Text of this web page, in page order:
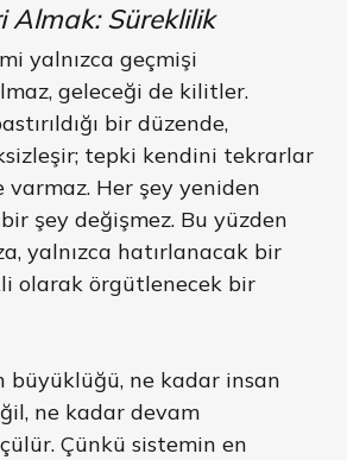
Almak: Süreklilik
yalnızca geçmişi
geleceği de kilitler.
bir düzende,
tepki kendini tekrarlar
Her şey yeniden
şey değişmez. Bu yüzden
yalnızca hatırlanacak bir
olarak örgütlenecek bir
büyüklüğü, ne kadar insan
ne kadar devam
Çünkü sistemin en